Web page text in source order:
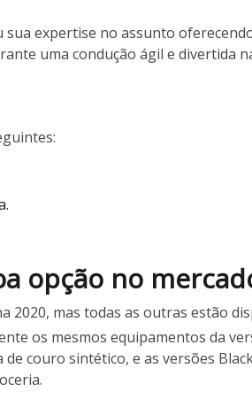
expertise no assunto
uma condução ágil e divertida
opção no
2020, mas todas as outras estão
os mesmos equipamentos da
couro sintético, e as versões